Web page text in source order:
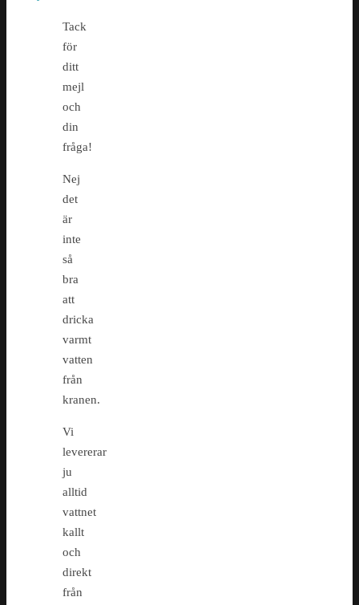
Tack
för
ditt
mejl
och
din
fråga!
Nej
det
är
inte
så
bra
att
dricka
varmt
vatten
från
kranen.
Vi
levererar
ju
alltid
vattnet
kallt
och
direkt
från